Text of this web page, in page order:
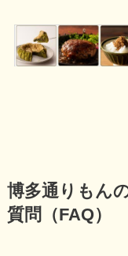
博多通りもん
質問（FAQ）